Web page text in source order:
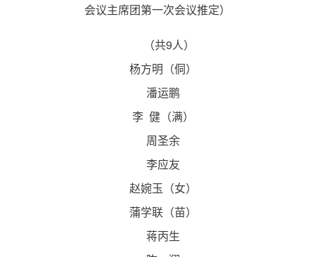
会议主席团第一次会议推定）
（共9人）
杨方明（侗）
潘运鹏
李 健（满）
周圣余
李应友
赵婉玉（女）
蒲学联（苗）
蒋丙生